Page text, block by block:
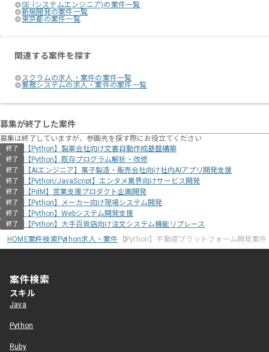
SE (システムエンジニア)の案件一覧
新規開発の案件一覧
東京都の案件一覧
関連する案件を探す
スクラムの求人・案件の案件一覧
業務システムの求人・案件の案件一覧
募集が終了した案件
募集は終了していますが、参画先を探す際にお役立てください
終了 【Python】製薬会社向け文書自動作成基盤構築
終了 【Python】既存プログラム解析・改修
終了 【AIエンジニア】菓子製造・販売会社向け社内AIアプリ開発支援
終了 【Python/JavaScript】エンタメ業界向けサービス開発
終了 【PdM】営業支援プロダクト企画開発
終了 【Python】メーカー向け現場システム開発
終了 【Python】Webシステム開発支援
終了
【Python】大手百貨店向け注文システム機能リプレース
HOME案件検索Python求人・案件 【Python】不動産プラットフォーム開発案件
案件検索
スキル
Java
Python
Ruby